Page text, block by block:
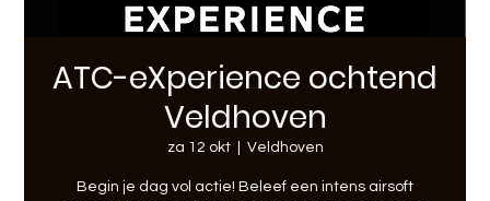
ATC-eXperience ochtend
Veldhoven
za 12 okt
  |
Veldhoven
Begin je dag vol actie! Beleef een intens airsoft